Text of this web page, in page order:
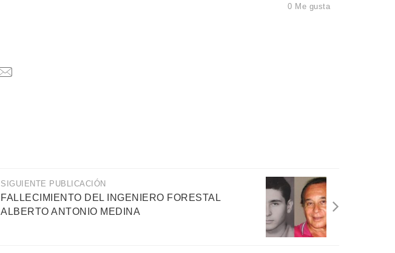
0 Me gusta
SIGUIENTE PUBLICACIÓN
FALLECIMIENTO DEL INGENIERO FORESTAL
ALBERTO ANTONIO MEDINA